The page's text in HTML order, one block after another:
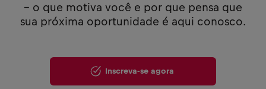
– o que motiva você e por que pensa que
sua próxima oportunidade é aqui conosco.
Inscreva-se agora